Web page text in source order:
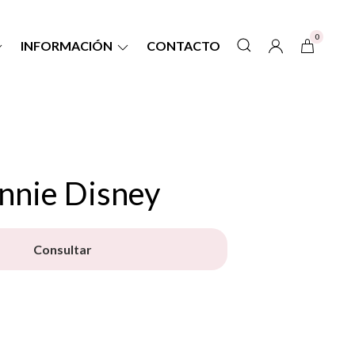
INFORMACIÓN CONTACTO
0
Disney
Consultar